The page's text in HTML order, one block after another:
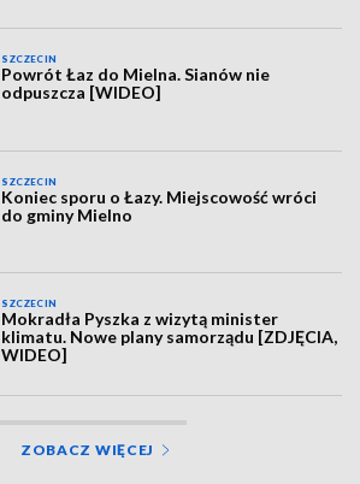
SZCZECIN
Powrót Łaz do Mielna. Sianów nie
odpuszcza [WIDEO]
SZCZECIN
Koniec sporu o Łazy. Miejscowość wróci
do gminy Mielno
SZCZECIN
Mokradła Pyszka z wizytą minister
klimatu. Nowe plany samorządu [ZDJĘCIA,
WIDEO]
ZOBACZ WIĘCEJ